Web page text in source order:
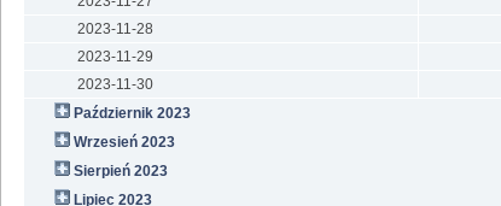
2023-11-28
2023-11-29
2023-11-30
Październik 2023
Wrzesień 2023
Sierpień 2023
Lipiec 2023